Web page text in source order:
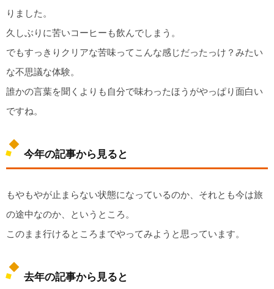
りました。
久しぶりに苦いコーヒーも飲んでしまう。
でもすっきりクリアな苦味ってこんな感じだったっけ？みたい
な不思議な体験。
誰かの言葉を聞くよりも自分で味わったほうがやっぱり面白い
ですね。
今年の記事から見ると
もやもやが止まらない状態になっているのか、それとも今は旅
の途中なのか、というところ。
このまま行けるところまでやってみようと思っています。
去年の記事から見ると